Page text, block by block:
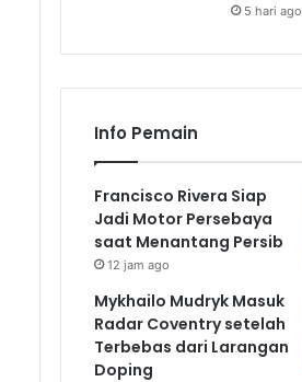
5 hari ago
Info Pemain
Francisco Rivera Siap
Jadi Motor Persebaya
saat Menantang Persib
12 jam ago
Mykhailo Mudryk Masuk
Radar Coventry setelah
Terbebas dari Larangan
Doping